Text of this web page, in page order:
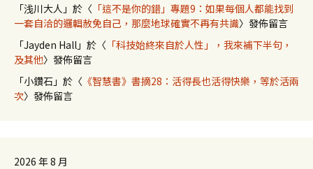
「浅川大人 」於〈 「這不是你的錯」專題9：如果每個人都能找到
一套自洽的邏輯赦免自己，那麼地球確實不再有共識〉發佈留言
「Jayden Hall 」於〈 「科技始終來自於人性」，我來補下半句，
及其他〉發佈留言
「小鑽石 」於〈 《智慧書》書摘28：活得長也活得快樂，等於活兩
次〉發佈留言
2026 年 8 月